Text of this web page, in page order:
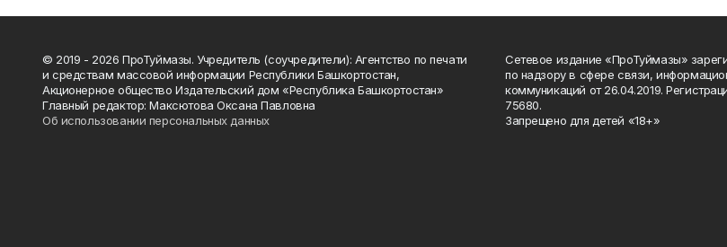
© 2019 - 2026 ПроТуймазы. Учредитель (соучредители): Агентство по печати
и средствам массовой информации Республики Башкортостан,
Акционерное общество Издательский дом «Республика Башкортостан»
Главный редактор: Максютова Оксана Павловна
Об использовании персональных данных
Сетевое издание «ПроТуймазы»
по надзору в сфере связи,
коммуникаций от 26.04.2019.
75680.
Запрещено для детей «18+»